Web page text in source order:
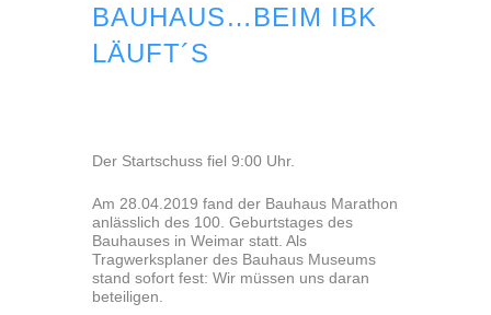
BAUHAUS…BEIM IBK
LÄUFT´S
Der Startschuss fiel 9:00 Uhr.
Am 28.04.2019 fand der Bauhaus Marathon
anlässlich des 100. Geburtstages des
Bauhauses in Weimar statt. Als
Tragwerksplaner des Bauhaus Museums
stand sofort fest: Wir müssen uns daran
beteiligen.